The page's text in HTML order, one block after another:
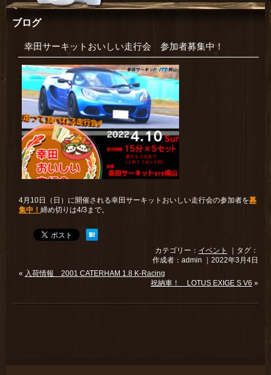
ブログ
幸田サーキットおいしい走行会 参加者募集中！
4月10日（日）に開催される幸田サーキットおいしい走行会の参加者を募
集中！締め切りは4/3まで。
カテゴリー： イベント
｜タグ：
作成者：admin ｜2022年3月4日
« 入荷情報 2001 CATERHAM 1.8 K-Racing
祝納車！ LOTUS EXIGE S V6 »